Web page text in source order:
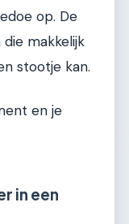
op. De
makkelijk
stootje kan.
en je
in een